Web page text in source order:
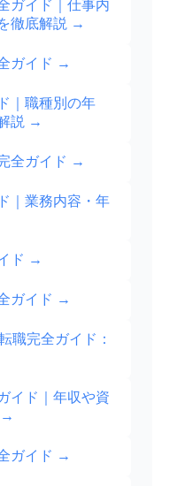
ガイド｜仕事内
徹底解説 →
ガイド →
｜職種別の年
説 →
全ガイド →
｜業務内容・年
ド →
ガイド →
職完全ガイド：
イド｜年収や資
→
ガイド →